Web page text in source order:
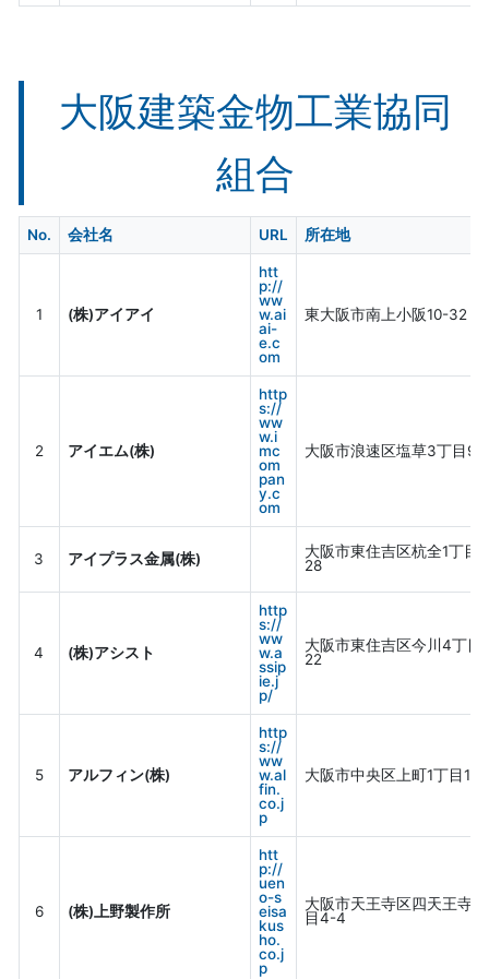
大阪建築金物工業協同
組合
No. 会社名 URL 所在地
1 (株)アイアイ
htt
p://
ww
w.ai
ai-
e.c
om
東大阪市南上小阪10-32
2 アイエム(株)
http
s://
ww
w.i
mc
om
pan
y.c
om
大阪市浪速区塩草3丁目9-
3 アイプラス金属(株)
大阪市東住吉区杭全1丁目
28
4 (株)アシスト
http
s://
ww
w.a
ssip
ie.j
p/
大阪市東住吉区今川4丁目
22
5 アルフィン(株)
http
s://
ww
w.al
fin.
co.j
p
大阪市中央区上町1丁目17-
6 (株)上野製作所
htt
p://
uen
o-s
eisa
kus
ho.
co.j
p
大阪市天王寺区四天王寺2
目4-4